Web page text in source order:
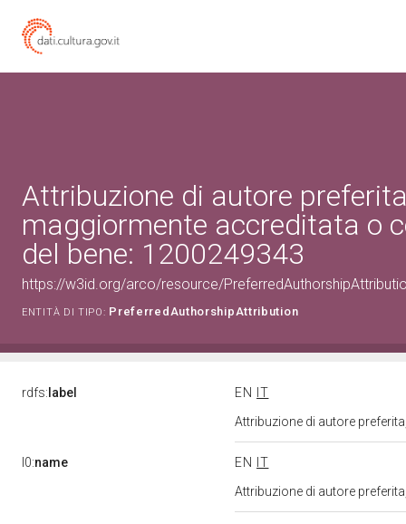
Attribuzione di autore
maggiormente accreditata o
del bene: 1200249343
https://w3id.org/arco/resource/
ENTITÀ DI TIPO: PreferredAuthorshipAttribution
rdfs: label EN
IT
Attribuzione di autore
l0:name EN
IT
Attribuzione di autore